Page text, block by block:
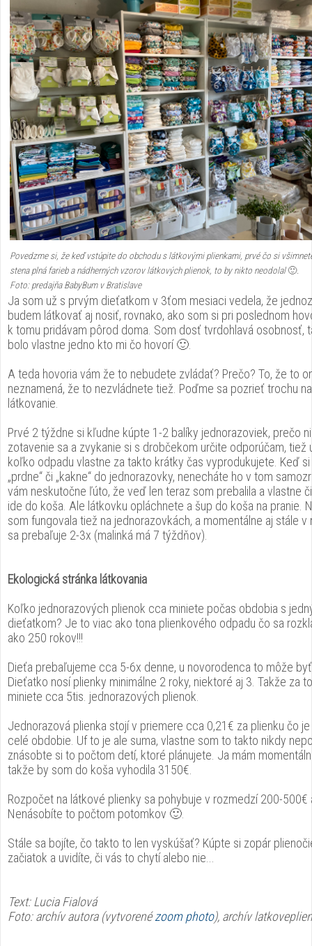
Povedzme si, že keď vstúpite do obchodu s látkovými plienkami, prvé čo si
stena plná farieb a nádherných vzorov látkových plienok, to by nikto neodolal🙂.
Foto: predajňa BabyBum v Bratislave
Ja som už s prvým dieťatkom v 3ťom mesiaci vedela, že
budem látkovať aj nosiť, rovnako, ako som si pri poslednom
k tomu pridávam pôrod doma. Som dosť tvrdohlavá osobnosť,
bolo vlastne jedno kto mi čo hovorí 🙂.
A teda hovoria vám že to nebudete zvládať? Prečo? To, že to
neznamená, že to nezvládnete tiež. Poďme sa pozrieť trochu
látkovanie.
Prvé 2 týždne si kľudne kúpte 1-2 balíky jednorazoviek, prečo
zotavenie sa a zvykanie si s drobčekom určite odporúčam, tiež
koľko odpadu vlastne za takto krátky čas vyprodukujete. Keď
„prdne“ či „kakne“ do jednorazovky, nenecháte ho v tom
vám neskutočne ľúto, že veď len teraz som prebalila a vlastne
ide do koša. Ale látkovku opláchnete a šup do koša na pranie.
som fungovala tiež na jednorazovkách, a momentálne aj stále
sa prebaľuje 2-3x (malinká má 7 týždňov).
Ekologická stránka látkovania
Koľko jednorazových plienok cca miniete počas obdobia s
dieťatkom? Je to viac ako tona plienkového odpadu čo sa
ako 250 rokov!!!
Dieťa prebaľujeme cca 5-6x denne, u novorodenca to môže
Dieťatko nosí plienky minimálne 2 roky, niektoré aj 3. Takže za
miniete cca 5tis. jednorazových plienok.
Jednorazová plienka stojí v priemere cca 0,21€ za plienku čo
celé obdobie. Uf to je ale suma, vlastne som to takto nikdy
znásobte si to počtom detí, ktoré plánujete. Ja mám
takže by som do koša vyhodila 3150€.
Rozpočet na látkové plienky sa pohybuje v rozmedzí 200-500€
Nenásobíte to počtom potomkov 🙂.
Stále sa bojíte, čo takto to len vyskúšať? Kúpte si zopár
začiatok a uvidíte, či vás to chytí alebo nie...
Text: Lucia Fialová
Foto: archív autora (vytvorenézoom photo), archív